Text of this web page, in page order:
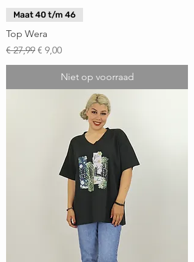
Maat 40 t/m 46
Top Wera
Normale prijs
€ 27,99 Verkoopprijs
€ 9,00
Niet op voorraad